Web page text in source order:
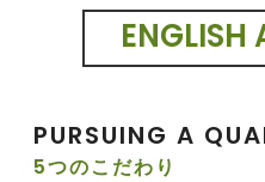
ENGLISH
PURSUING A
5つのこだわり